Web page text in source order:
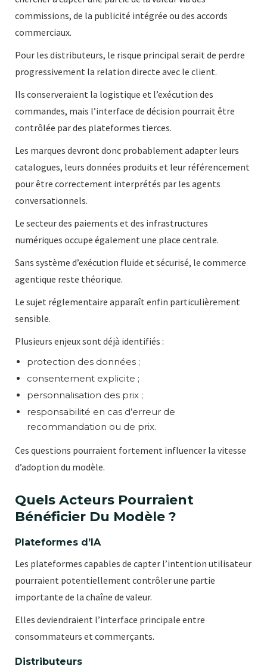
commissions, de la publicité intégrée ou des accords
commerciaux.
Pour les distributeurs, le risque principal serait de perdre
progressivement la relation directe avec le client.
Ils conserveraient la logistique et l’exécution des
commandes, mais l’interface de décision pourrait être
contrôlée par des plateformes tierces.
Les marques devront donc probablement adapter leurs
catalogues, leurs données produits et leur référencement
pour être correctement interprétés par les agents
conversationnels.
Le secteur des paiements et des infrastructures
numériques occupe également une place centrale.
Sans système d’exécution fluide et sécurisé, le commerce
agentique reste théorique.
Le sujet réglementaire apparaît enfin particulièrement
sensible.
Plusieurs enjeux sont déjà identifiés :
protection des données ;
consentement explicite ;
personnalisation des prix ;
responsabilité en cas d’erreur de
recommandation ou de prix.
Ces questions pourraient fortement influencer la vitesse
d’adoption du modèle.
Quels Acteurs Pourraient
Bénéficier Du Modèle ?
Plateformes d’IA
Les plateformes capables de capter l’intention utilisateur
pourraient potentiellement contrôler une partie
importante de la chaîne de valeur.
Elles deviendraient l’interface principale entre
consommateurs et commerçants.
Distributeurs